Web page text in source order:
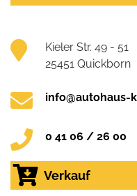
Kieler Str. 49 - 51
25451 Quickborn
info@autohaus-
0 41 06 / 26 00
Verkauf